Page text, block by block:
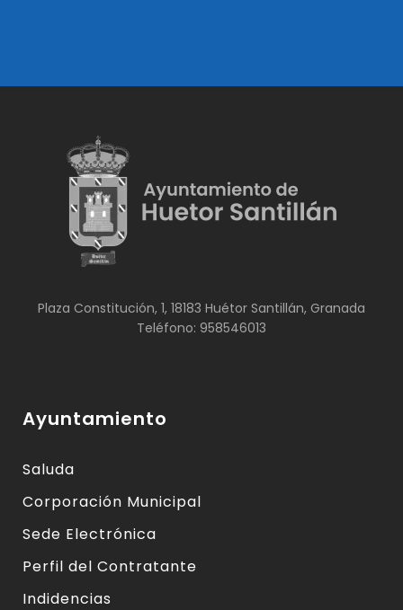
Plaza Constitución, 1, 18183 Huétor Santillán, Granada
Teléfono: 958546013
Ayuntamiento
Saluda
Corporación Municipal
Sede Electrónica
Perfil del Contratante
Indidencias